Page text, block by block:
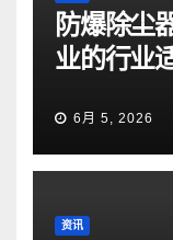
防爆除尘
业的行业
6月 5, 2026
资讯